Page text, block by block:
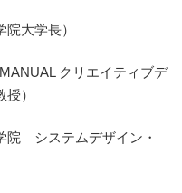
大学長）
クリエイティブデ
）
システムデザイン・